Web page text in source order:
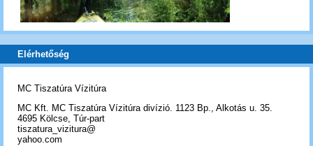
Elérhetőség
MC Tiszatúra Vízitúra
MC Kft. MC Tiszatúra Vízitúra divízió. 1123 Bp., Alkotás u. 35.
4695 Kölcse, Túr-part
tiszatura_vizitura@
yahoo.com